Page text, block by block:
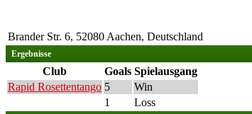
Brander Str. 6, 52080 Aachen, Deutschland
Ergebnisse
Club Goals Spielausgang
Rapid Rosettentango 5
Win
1
Loss